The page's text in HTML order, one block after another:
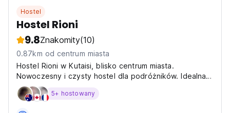
Hostel
Hostel Rioni
9.8Znakomity(10)
0.87km od centrum miasta
Hostel Rioni w Kutaisi, blisko centrum miasta.
Nowoczesny i czysty hostel dla podróżników. Idealna
baza do odkrywania gruzińskiej kultury i relaksujący
ogród. (Auto-translated from original language)
5+ hostowany